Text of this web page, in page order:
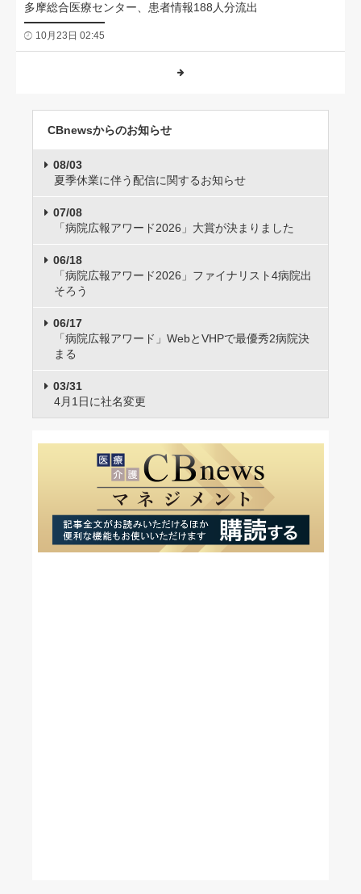
多摩総合医療センター、患者情報188人分流出
10月23日 02:45
CBnewsからのお知らせ
08/03
夏季休業に伴う配信に関するお知らせ
07/08
「病院広報アワード2026」大賞が決まりました
06/18
「病院広報アワード2026」ファイナリスト4病院出
そろう
06/17
「病院広報アワード」WebとVHPで最優秀2病院決
まる
03/31
4月1日に社名変更